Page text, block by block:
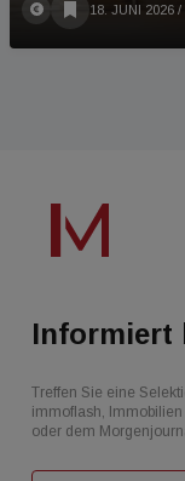
18. JUNI 2026 /
Informiert
Treffen Sie eine
immoflash,
oder dem